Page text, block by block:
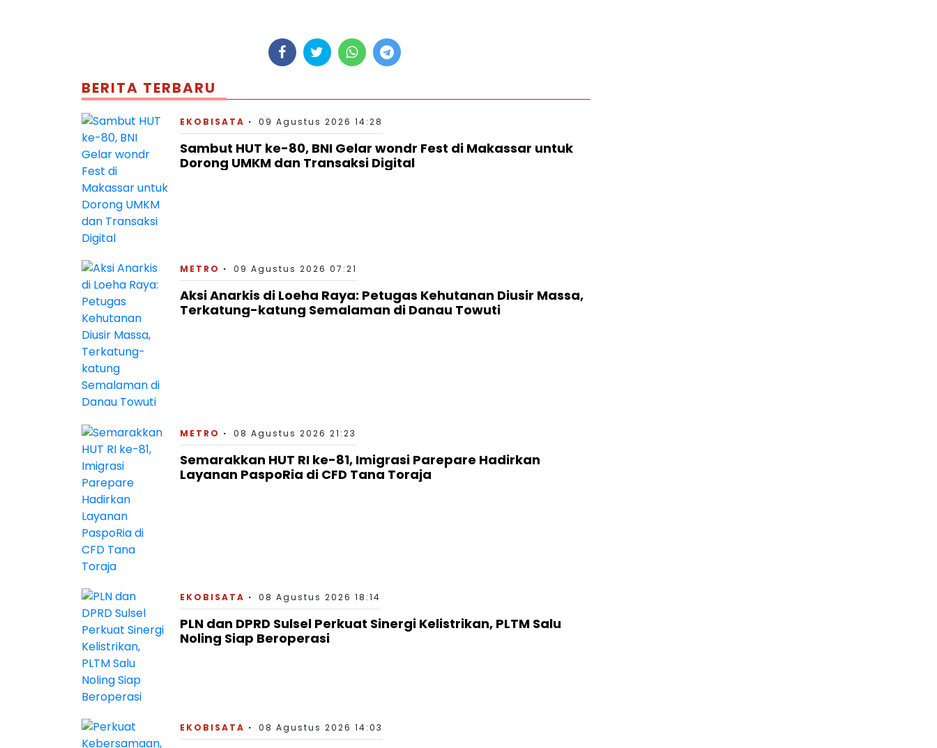
BERITA TERBARU
EKOBISATA 09 Agustus 2026 14:28
Sambut HUT ke-80, BNI Gelar wondr Fest di Makassar untuk
Dorong UMKM dan Transaksi Digital
METRO 09 Agustus 2026 07:21
Aksi Anarkis di Loeha Raya: Petugas Kehutanan Diusir Massa,
Terkatung-katung Semalaman di Danau Towuti
METRO 08 Agustus 2026 21:23
Semarakkan HUT RI ke-81, Imigrasi Parepare Hadirkan
Layanan PaspoRia di CFD Tana Toraja
EKOBISATA 08 Agustus 2026 18:14
PLN dan DPRD Sulsel Perkuat Sinergi Kelistrikan, PLTM Salu
Noling Siap Beroperasi
EKOBISATA 08 Agustus 2026 14:03